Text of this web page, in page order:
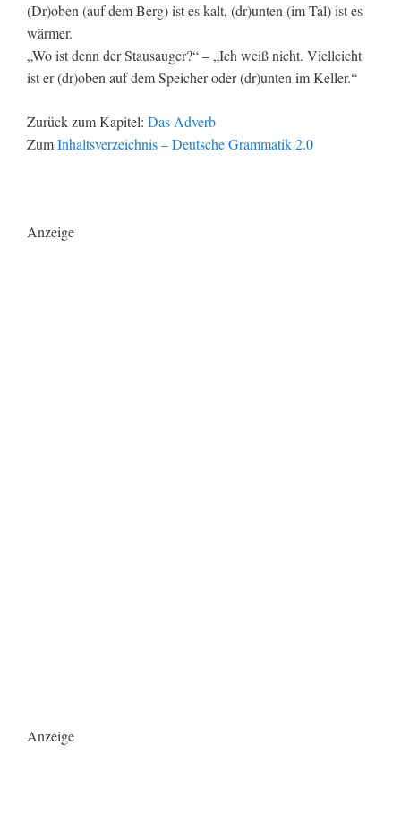
(Dr)oben (auf dem Berg) ist es kalt, (dr)unten (im Tal) ist es
wärmer.
„Wo ist denn der Stausauger?“ – „Ich weiß nicht. Vielleicht
ist er (dr)oben auf dem Speicher oder (dr)unten im Keller.“
Zurück zum Kapitel: Das Adverb
ZumInhaltsverzeichnis – Deutsche Grammatik 2.0
Anzeige
Anzeige